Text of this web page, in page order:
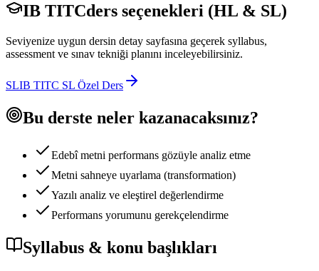
IB TITCders seçenekleri (HL & SL)
Seviyenize uygun dersin detay sayfasına geçerek syllabus,
assessment ve sınav tekniği planını inceleyebilirsiniz.
SLIB TITC SL Özel Ders
Bu derste neler kazanacaksınız?
Edebî metni performans gözüyle analiz etme
Metni sahneye uyarlama (transformation)
Yazılı analiz ve eleştirel değerlendirme
Performans yorumunu gerekçelendirme
Syllabus & konu başlıkları